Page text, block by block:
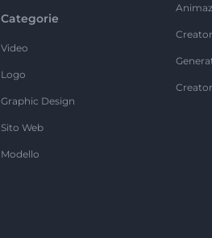
Categorie
Video
Logo
Graphic Design
Sito Web
Modello